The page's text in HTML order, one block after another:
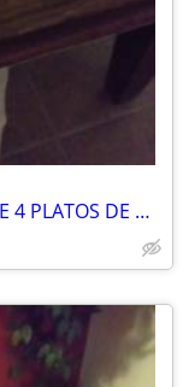
SET OF 4 MELAMINE PLATES, JUEGO DE 4 PLATOS DE MELAMINA